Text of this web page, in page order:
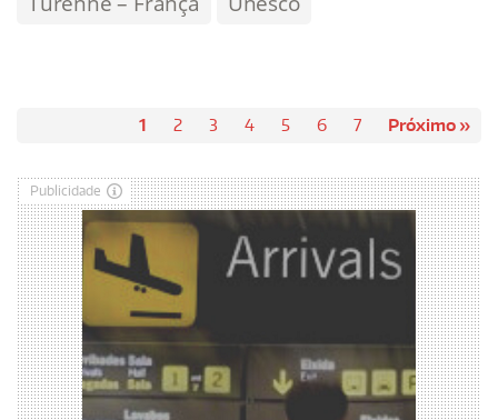
1 2 3 4 5 6 7 Próximo »
Publicidade